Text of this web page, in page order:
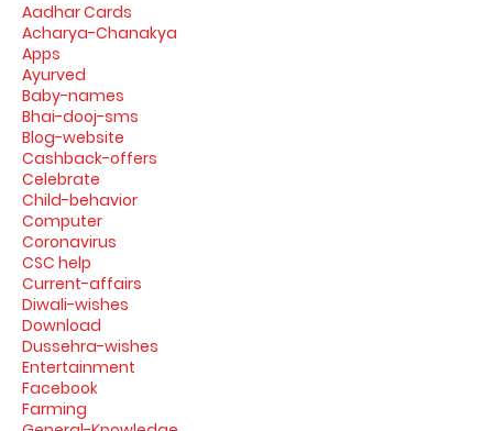
Aadhar Cards
Acharya-Chanakya
Apps
Ayurved
Baby-names
Bhai-dooj-sms
Blog-website
Cashback-offers
Celebrate
Child-behavior
Computer
Coronavirus
CSC help
Current-affairs
Diwali-wishes
Download
Dussehra-wishes
Entertainment
Facebook
Farming